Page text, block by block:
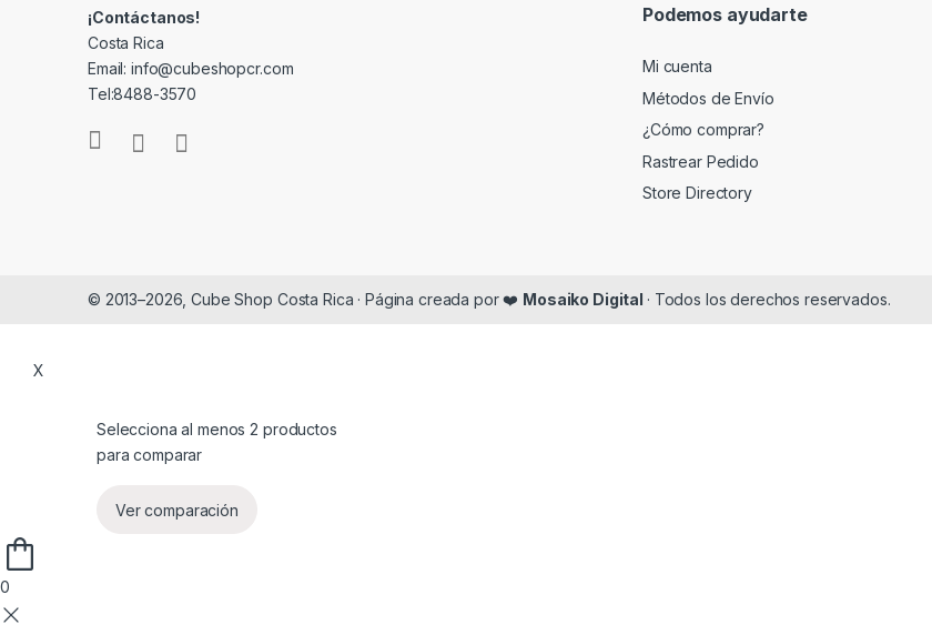
¡Contáctanos!
Costa Rica
Email: info@cubeshopcr.com
Tel:8488-3570
Podemos ayudarte
Mi cuenta
Métodos de Envío
¿Cómo comprar?
Rastrear Pedido
Store Directory
© 2013–2026, Cube Shop Costa Rica · Página creada por ❤️ Mosaiko Digital · Todos los derechos reservados.
X
Selecciona al menos 2 productos
para comparar
Ver comparación
0